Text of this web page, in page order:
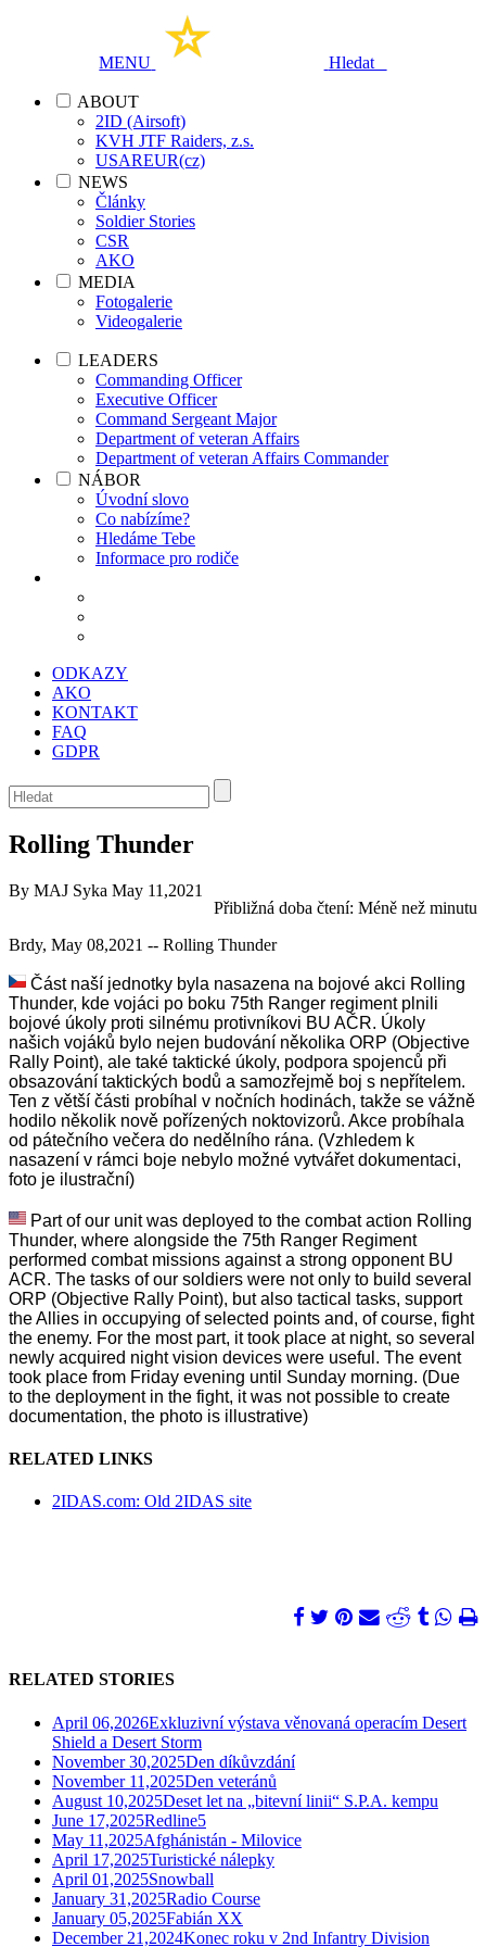
MENU Hledat
ABOUT
2ID (Airsoft)
KVH JTF Raiders, z.s.
USAREUR(cz)
NEWS
Články
Soldier Stories
CSR
AKO
MEDIA
Fotogalerie
Videogalerie
LEADERS
Commanding Officer
Executive Officer
Command Sergeant Major
Department of veteran Affairs
Department of veteran Affairs Commander
NÁBOR
Úvodní slovo
Co nabízíme?
Hledáme Tebe
Informace pro rodiče
ODKAZY
AKO
KONTAKT
FAQ
GDPR
Rolling Thunder
Přibližná doba čtení: Méně než minutu
By MAJ Syka May 11,2021
Brdy, May 08,2021 -- Rolling Thunder
Část naší jednotky byla nasazena na bojové akci Rolling
Thunder, kde vojáci po boku 75th Ranger regiment plnili
bojové úkoly proti silnému protivníkovi BU AČR. Úkoly
našich vojáků bylo nejen budování několika ORP (Objective
Rally Point), ale také taktické úkoly, podpora spojenců při
obsazování taktických bodů a samozřejmě boj s nepřítelem.
Ten z větší části probíhal v nočních hodinách, takže se vážně
hodilo několik nově pořízených noktovizorů. Akce probíhala
od pátečního večera do nedělního rána. (Vzhledem k
nasazení v rámci boje nebylo možné vytvářet dokumentaci,
foto je ilustrační)
Part of our unit was deployed to the combat action Rolling
Thunder, where alongside the 75th Ranger Regiment
performed combat missions against a strong opponent BU
ACR. The tasks of our soldiers were not only to build several
ORP (Objective Rally Point), but also tactical tasks, support
the Allies in occupying of selected points and, of course, fight
the enemy. For the most part, it took place at night, so several
newly acquired night vision devices were useful. The event
took place from Friday evening until Sunday morning. (Due
to the deployment in the fight, it was not possible to create
documentation, the photo is illustrative)
RELATED LINKS
2IDAS.com: Old 2IDAS site
RELATED STORIES
April 06,2026Exkluzivní výstava věnovaná operacím Desert
Shield a Desert Storm
November 30,2025Den díkůvzdání
November 11,2025Den veteránů
August 10,2025Deset let na „bitevní linii“ S.P.A. kempu
June 17,2025Redline5
May 11,2025Afghánistán - Milovice
April 17,2025Turistické nálepky
April 01,2025Snowball
January 31,2025Radio Course
January 05,2025Fabián XX
December 21,2024Konec roku v 2nd Infantry Division